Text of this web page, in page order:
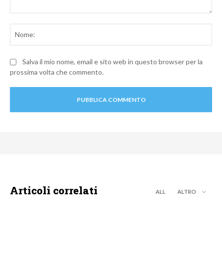
Salva il mio nome, email e sito web in questo browser per la
prossima volta che commento.
Articoli correlati ALL ALTRO